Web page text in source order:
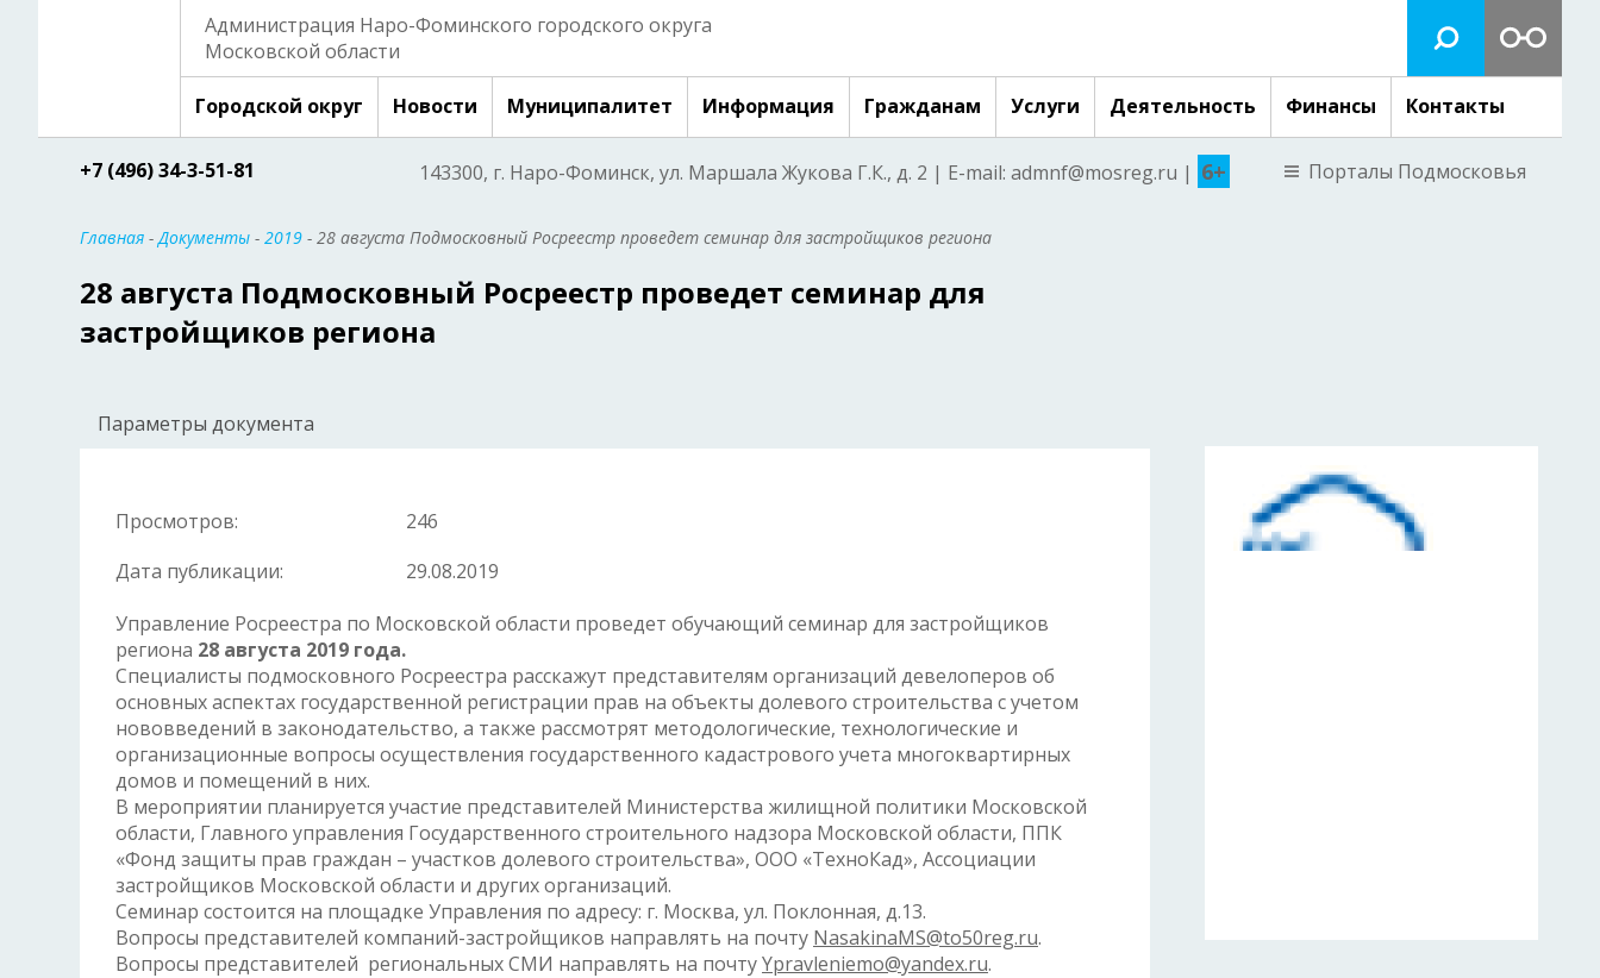
Администрация Наро-Фоминского городского округа
Московской области
Городской округ Новости Муниципалитет Информация Гражданам Услуги Деятельность Финансы Контакты
+7 (496) 34-3-51-81 143300, г. Наро-Фоминск, ул. Маршала Жукова Г.К., д. 2 | E-mail: admnf@mosreg.ru | 6+ Порталы Подмосковья
Главная -Документы - 2019 - 28 августа Подмосковный Росреестр проведет семинар для застройщиков региона
28 августа Подмосковный Росреестр проведет семинар для
застройщиков региона
Параметры документа
Просмотров:
246
Дата публикации:
29.08.2019
Управление Росреестра по Московской области проведет обучающий семинар для застройщиков
региона 28 августа 2019 года.
Специалисты подмосковного Росреестра расскажут представителям организаций девелоперов об
основных аспектах государственной регистрации прав на объекты долевого строительства с учетом
нововведений в законодательство, а также рассмотрят методологические, технологические и
организационные вопросы осуществления государственного кадастрового учета многоквартирных
домов и помещений в них.
В мероприятии планируется участие представителей Министерства жилищной политики Московской
области, Главного управления Государственного строительного надзора Московской области, ППК
«Фонд защиты прав граждан – участков долевого строительства», ООО «ТехноКад», Ассоциации
застройщиков Московской области и других организаций.
Семинар состоится на площадке Управления по адресу: г. Москва, ул. Поклонная, д.13.
Вопросы представителей компаний-застройщиков направлять на почту NasakinaMS@to50reg.ru.
Вопросы представителей региональных СМИ направлять на почтуYpravleniemo@yandex.ru.